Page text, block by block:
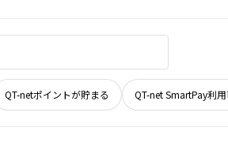
QT-netポイントが貯まる QT-net SmartPay利